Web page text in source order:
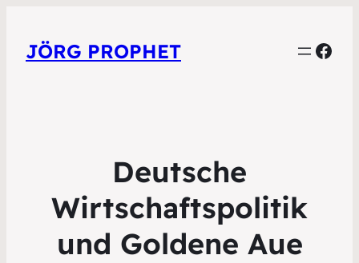
JÖRG PROPHET
Deutsche
Wirtschaftspolitik
und Goldene Aue